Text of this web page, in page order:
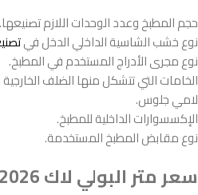
حجم المطبخ وعدد الوحدات اللازم تصنيعها.
نوع خشب الشاسية الداخلي الدخل في
نوع مجرى الأدراج المستخدم في المطبخ.
الخامات التي تتشكل منها الضلف
لامي جلوس.
الإكسسوارات الداخلية للمطبخ.
نوع مقابض المطبخ المستخدمة.
سعر متر البولي لاك 2026